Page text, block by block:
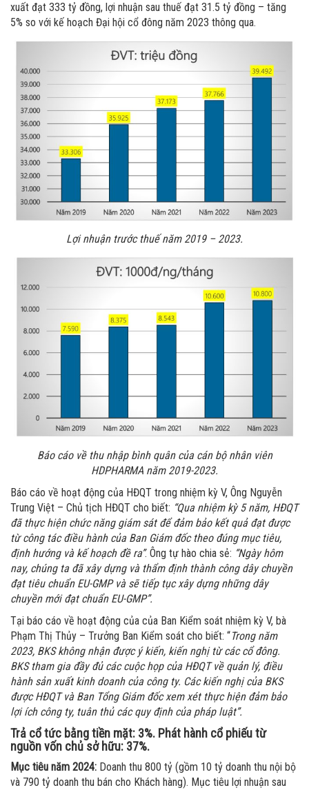
xuất đạt 333 tỷ đồng, lợi nhuận sau thuế đạt 31.5 tỷ đồng – tăng
5% so với kế hoạch Đại hội cổ đông năm 2023 thông qua.
Lợi nhuận trước thuế năm 2019 – 2023.
Báo cáo về thu nhập bình quân của cán bộ nhân viên
HDPHARMA năm 2019-2023.
Báo cáo về hoạt động của HĐQT trong nhiệm kỳ V, Ông Nguyễn
Trung Việt – Chủ tịch HĐQT cho biết: “Qua nhiệm kỳ 5 năm, HĐQT
đã thực hiện chức năng giám sát để đảm bảo kết quả đạt được
từ công tác điều hành của Ban Giám đốc theo đúng mục tiêu,
định hướng và kế hoạch đề ra”. Ông tự hào chia sẻ: “Ngày hôm
nay, chúng ta đã xây dựng và thẩm định thành công dây chuyền
đạt tiêu chuẩn EU-GMP và sẽ tiếp tục xây dựng những dây
chuyền mới đạt chuẩn EU-GMP”.
Tại báo cáo về hoạt động của của Ban Kiểm soát nhiệm kỳ V, bà
Phạm Thị Thủy – Trưởng Ban Kiểm soát cho biết: “Trong năm
2023, BKS không nhận được ý kiến, kiến nghị từ các cổ đông.
BKS tham gia đầy đủ các cuộc họp của HĐQT về quản lý, điều
hành sản xuất kinh doanh của công ty. Các kiến nghị của BKS
được HĐQT và Ban Tổng Giám đốc xem xét thực hiện đảm bảo
lợi ích công ty, tuân thủ các quy định của pháp luật”.
Trả cổ tức bằng tiền mặt: 3%. Phát hành cổ phiếu từ
nguồn vốn chủ sở hữu: 37%.
Mục tiêu năm 2024: Doanh thu 800 tỷ (gồm 10 tỷ doanh thu nội bộ
và 790 tỷ doanh thu bán cho Khách hàng). Mục tiêu lợi nhuận sau